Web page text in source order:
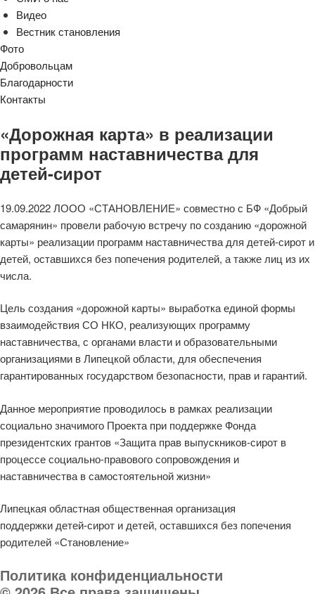
Видео
Вестник становления
Фото
Добровольцам
Благодарности
Контакты
«Дорожная карта» в реализации
программ наставничества для
детей-сирот
19.09.2022 ЛООО «СТАНОВЛЕНИЕ» совместно с БФ «Добрый
самарянин» провели рабочую встречу по созданию «дорожной
карты» реализации программ наставничества для детей-сирот и
детей, оставшихся без попечения родителей, а также лиц из их
числа.
Цель создания «дорожной карты» выработка единой формы
взаимодействия СО НКО, реализующих программу
наставничества, с органами власти и образовательными
организациями в Липецкой области, для обеспечения
гарантированных государством безопасности, прав и гарантий.
Данное мероприятие проводилось в рамках реализации
социально значимого Проекта при поддержке Фонда
президентских грантов «Защита прав выпускников-сирот в
процессе социально-правового сопровождения и
наставничества в самостоятельной жизни»
Липецкая областная общественная организация
поддержки детей-сирот и детей, оставшихся без попечения
родителей «Становление»
Политика конфиденциальности